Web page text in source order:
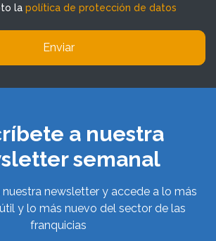
la política de protección de datos
Enviar
a nuestra
semanal
newsletter y accede a lo más
y lo más nuevo del sector de las
franquicias